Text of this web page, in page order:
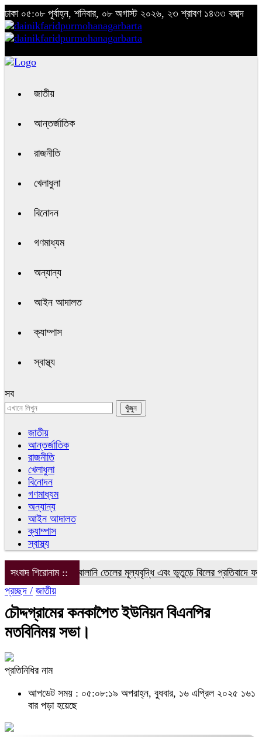
ঢাকা ০৫:০৮ পূর্বাহ্ন, শনিবার, ০৮ অগাস্ট ২০২৬, ২৩ শ্রাবণ ১৪৩৩ বঙ্গাব্দ
জাতীয়
আন্তর্জাতিক
রাজনীতি
খেলাধুলা
বিনোদন
গণমাধ্যম
অন্যান্য
আইন আদালত
ক্যাম্পাস
স্বাস্থ্য
সব
জাতীয়
আন্তর্জাতিক
রাজনীতি
খেলাধুলা
বিনোদন
গণমাধ্যম
অন্যান্য
আইন আদালত
ক্যাম্পাস
স্বাস্থ্য
সংবাদ শিরোনাম ::
বিদ্যুৎ, গ্যাস ও জ্বালানি তেলের মূল্যবৃদ্ধি এবং ভুতুড়ে বিলের প্রতিবাদে
প্রচ্ছদ / জাতীয়
চৌদ্দগ্রামের কনকাপৈত ইউনিয়ন বিএনপির
মতবিনিময় সভা।
প্রতিনিধির নাম
আপডেট সময় : ০৫:০৮:১৯ অপরাহ্ন, বুধবার, ১৬ এপ্রিল ২০২৫ ১৬১
বার পড়া হয়েছে